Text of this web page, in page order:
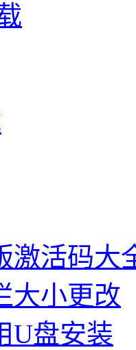
激活码大
大小更改
U盘安装